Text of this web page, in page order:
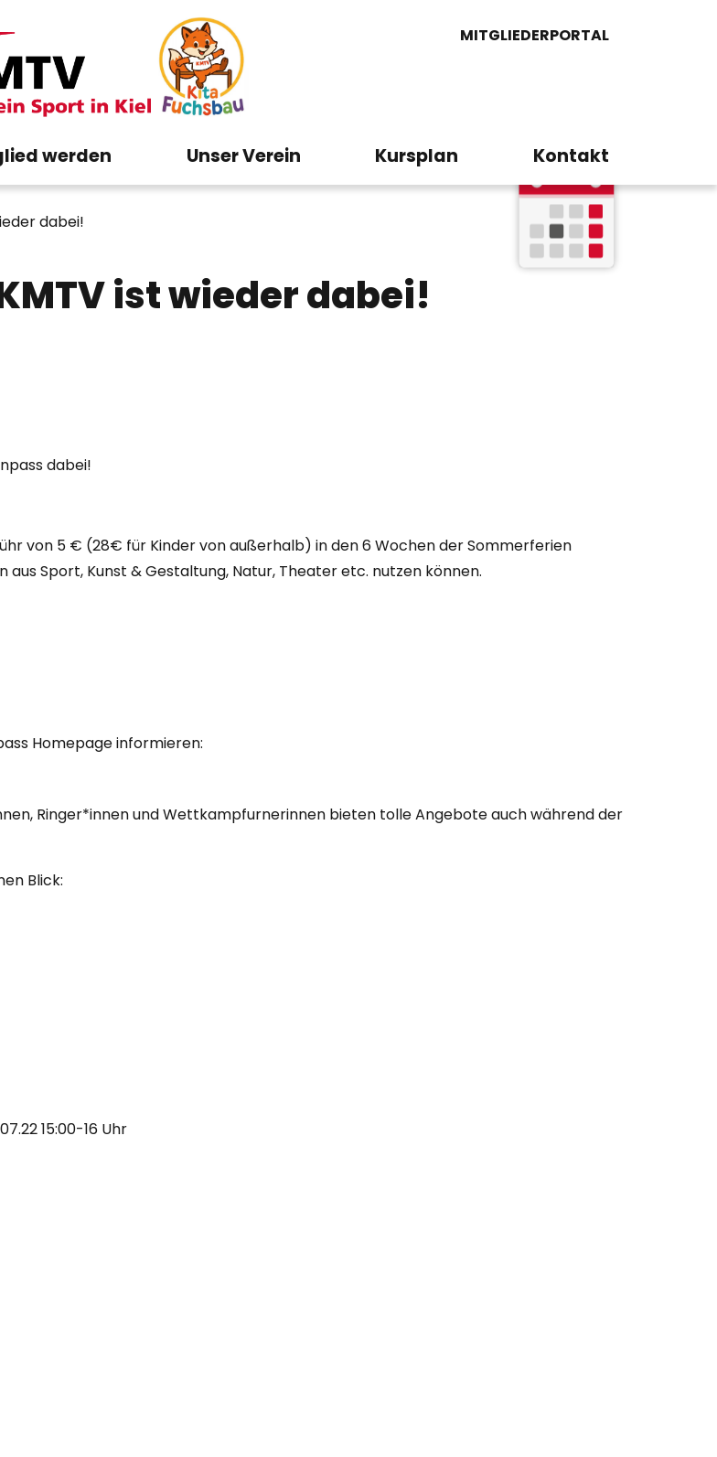
werden Unser Verein Kursplan Kontakt
MITGLIEDERPORTAL
dabei!
ist wieder dabei!
dabei!
von 5 € (28€ für Kinder von außerhalb) in den 6 Wochen der Sommerferien
Sport, Kunst & Gestaltung, Natur, Theater etc. nutzen können.
Homepage informieren:
Ringer*innen und Wettkampfurnerinnen bieten tolle Angebote auch während der
Blick:
15:00-16 Uhr